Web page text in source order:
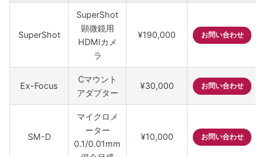
SuperShot
SuperShot
顕微鏡用
HDMIカメ
ラ
¥190,000 お問い合わせ
Ex-Focus
Cマウント
アダプター
¥30,000 お問い合わせ
SM-D
マイクロメ
ーター
0.1/0.01mm
¥10,000 お問い合わせ